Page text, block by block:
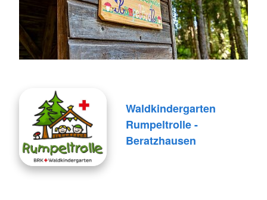
Waldkindergarten
Rumpeltrolle -
Beratzhausen